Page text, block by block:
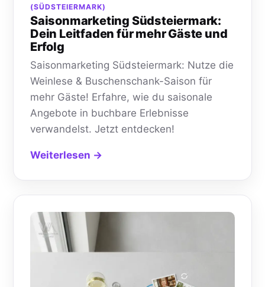
(SÜDSTEIERMARK)
Saisonmarketing Südsteiermark:
Dein Leitfaden für mehr Gäste und
Erfolg
Saisonmarketing Südsteiermark: Nutze die
Weinlese & Buschenschank-Saison für
mehr Gäste! Erfahre, wie du saisonale
Angebote in buchbare Erlebnisse
verwandelst. Jetzt entdecken!
Weiterlesen →